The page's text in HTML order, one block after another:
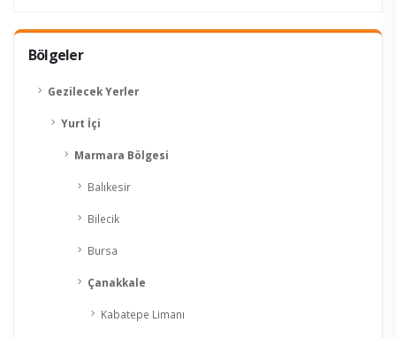
Bölgeler
Gezilecek Yerler
Yurt İçi
Marmara Bölgesi
Balıkesir
Bilecik
Bursa
Çanakkale
Kabatepe Limanı